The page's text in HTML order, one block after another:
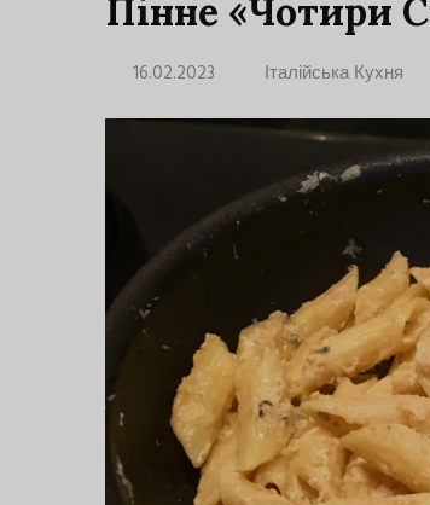
Пінне «Чотири
16.02.2023 Італійська Кухня